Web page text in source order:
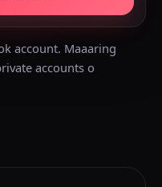
account. Maaaring
accounts o